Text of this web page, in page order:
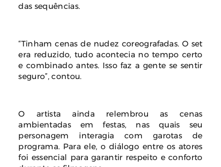
das sequências.
“Tinham cenas de nudez coreografadas. O set
era reduzido, tudo acontecia no tempo certo
e combinado antes. Isso faz a gente se sentir
seguro”, contou.
O artista ainda relembrou as cenas
ambientadas em festas, nas quais seu
personagem interagia com garotas de
programa. Para ele, o diálogo entre os atores
foi essencial para garantir respeito e conforto